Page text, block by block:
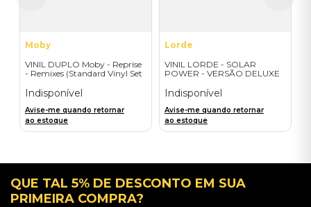
Moby
VINIL DUPLO Moby - Reprise
- Remixes (Standard Vinyl Set
Indisponível
Avise-me quando retornar
ao estoque
Lorde
VINIL LORDE - SOLAR
POWER - VERSÃO DELUXE
Indisponível
Avise-me quando retornar
ao estoque
QUE TAL 5% DE DESCONTO EM SUA
PRIMEIRA COMPRA?